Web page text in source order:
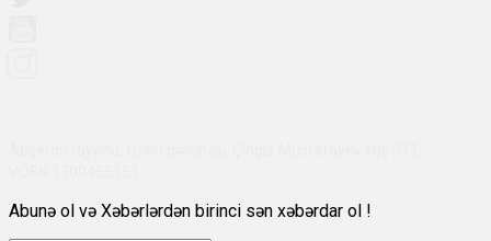
Abunə ol və Xəbərlərdən birinci sən xəbərdar ol !